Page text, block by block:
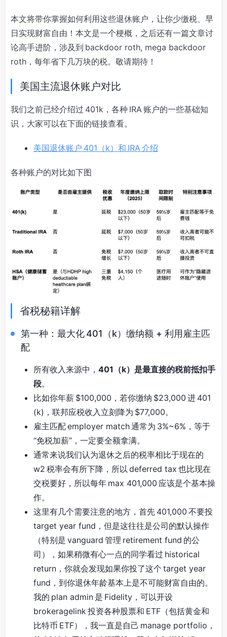
本文将带你掌握如何利用这些退休账户，让你少缴税、早
日实现财富自由！本文是一个梗概，之后还有一篇文章讨
论高手进阶，涉及到 backdoor roth, mega backdoor
roth，每年省下几万块的税。敬请期待！
美国主流退休账户对比
我们之前已经介绍过 401k，各种 IRA 账户的一些基础知
识，大家可以在下面的链接查看。
美国退休账户 401（k）和 IRA 介绍
各种账户的对比如下图
省税秘籍详解
第一种：最大化 401（k）缴纳额 + 利用雇主匹
配
所有收入来源中， 401（k）是最直接的税前抵扣手
段。
比如你年薪 $100,000，若你缴纳 $23,000 进 401
(k)，联邦应税收入立刻降为 $77,000。
雇主匹配 employer match 通常为 3%~6%，等于
“免税加薪”，一定要全额拿满。
通常来说我们认为退休之后的税率相比于现在的
w2 税率会有所下降，所以 deferred tax 也比现在
交税要好，所以每年 max 401,000 应该是个基本操
作。
这里有几个需要注意的地方，首先 401,000 不要投
target year fund，但是这往往是公司的默认操作
（特别是 vanguard 管理 retirement fund 的公
司），如果稍微有心一点的同学看过 historical
return，你就会发现如果你投了这个 target year
fund，到你退休年龄基本上是不可能财富自由的。
我的 plan admin 是 Fidelity，可以开设
brokeragelink 投资各种股票和 ETF（包括黄金和
比特币 ETF），我一直是自己 manage portfolio，